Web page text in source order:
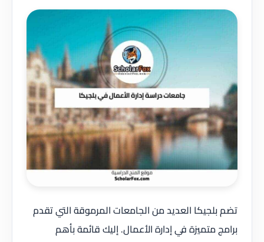
تضم بلجيكا العديد من الجامعات المرموقة التي تقدم
برامج متميزة في إدارة الأعمال. إليك قائمة بأهم